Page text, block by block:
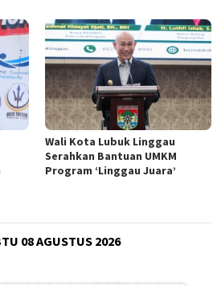
Wali Kota Lubuk Linggau
Serahkan Bantuan UMKM
Program ‘Linggau Juara’
08 AGUSTUS 2026